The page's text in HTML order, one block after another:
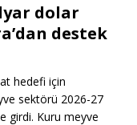
dolar
destek
hedefi için
sektörü 2026-27
girdi. Kuru meyve